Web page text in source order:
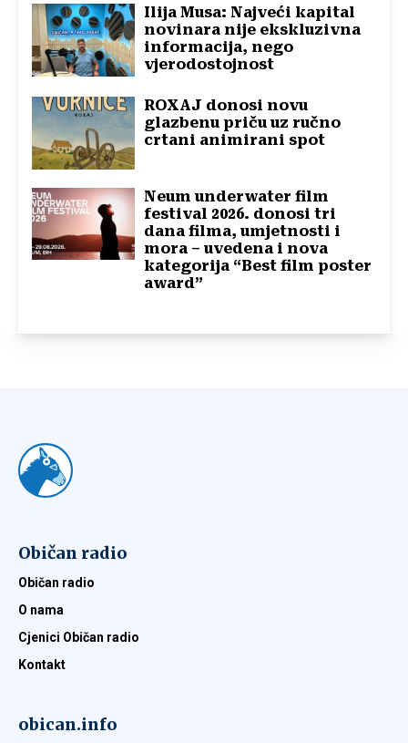
Ilija Musa: Najveći kapital
novinara nije ekskluzivna
informacija, nego
vjerodostojnost
ROXAJ donosi novu
glazbenu priču uz ručno
crtani animirani spot
Neum underwater film
festival 2026. donosi tri
dana filma, umjetnosti i
mora – uvedena i nova
kategorija “Best film poster
award”
Običan radio
Običan radio
O nama
Cjenici Običan radio
Kontakt
obican.info